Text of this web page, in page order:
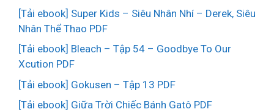
[Tải ebook] Super Kids – Siêu Nhân Nhí – Derek, Siêu
Nhân Thể Thao PDF
[Tải ebook] Bleach – Tập 54 – Goodbye To Our
Xcution PDF
[Tải ebook] Gokusen – Tập 13 PDF
[Tải ebook] Giữa Trời Chiếc Bánh Gatô PDF